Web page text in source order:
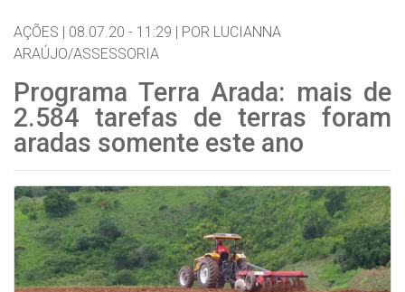
AÇÕES | 08.07.20 - 11:29 | POR LUCIANNA
ARAÚJO/ASSESSORIA
Programa Terra Arada: mais de
2.584 tarefas de terras foram
aradas somente este ano